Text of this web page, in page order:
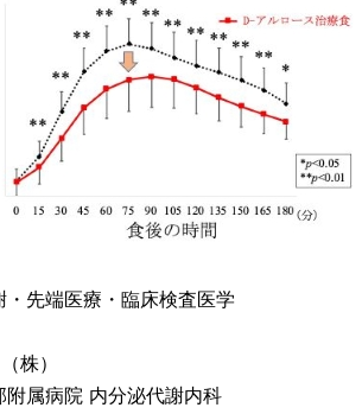
先端医療・臨床検査医学
株）
属病院 内分泌代謝内科